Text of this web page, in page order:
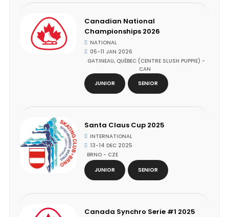
Canadian National
Championships 2026
NATIONAL
05-11 JAN 2026
GATINEAU, QUÉBEC (CENTRE SLUSH PUPPIE) -
CAN
JUNIOR
SENIOR
Santa Claus Cup 2025
INTERNATIONAL
13-14 DEC 2025
BRNO - CZE
JUNIOR
SENIOR
Canada Synchro Serie #1 2025